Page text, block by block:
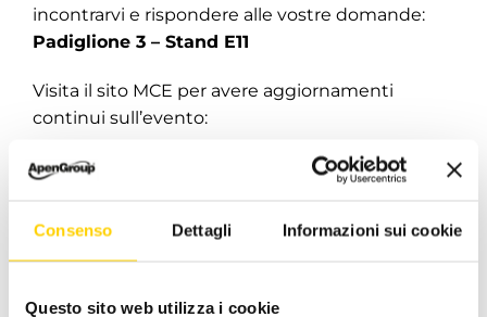
Consenso Dettagli Informazioni sui cookie
Questo sito web utilizza i cookie
incontrarvi e rispondere alle vostre domande:
Padiglione 3 – Stand E11
Visita il sito MCE per avere aggiornamenti
continui sull’evento:
Per avere informazioni sui prodotti: